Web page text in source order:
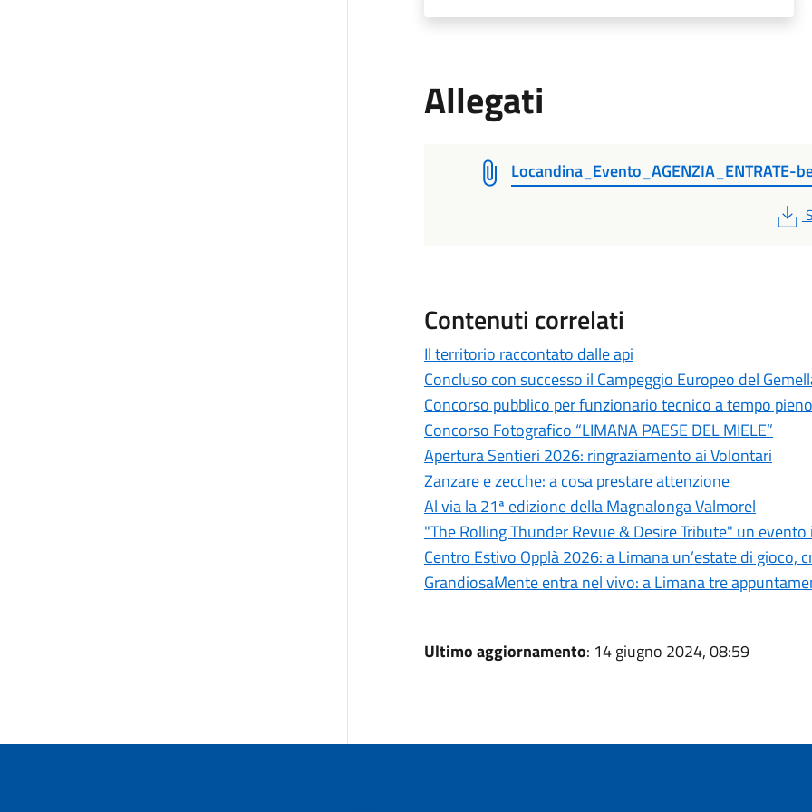
Allegati
Locandina_Evento_AGENZIA_ENTRATE-
Contenuti correlati
Il territorio raccontato dalle api
Concluso con successo il Campeggio Europeo del
Concorso pubblico per funzionario tecnico a tempo
Concorso Fotografico “LIMANA PAESE DEL MIELE”
Apertura Sentieri 2026: ringraziamento ai Volontari
Zanzare e zecche: a cosa prestare attenzione
Al via la 21ª edizione della Magnalonga Valmorel
"The Rolling Thunder Revue & Desire Tribute" un
Centro Estivo Opplà 2026: a Limana un’estate di gioco,
GrandiosaMente entra nel vivo: a Limana tre
Ultimo aggiornamento: 14 giugno 2024, 08:59